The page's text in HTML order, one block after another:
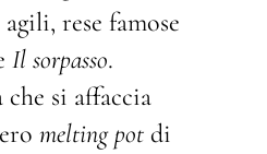
rese famose
Il sorpasso.
si affaccia
melting potdi